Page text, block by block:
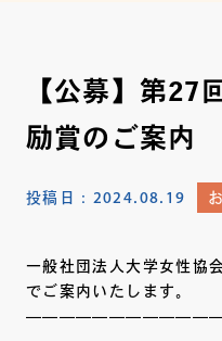
【公募】第
励賞のご案内
投稿日： 2024.08.19
一般社団法人大学女性協
でご案内いたします。